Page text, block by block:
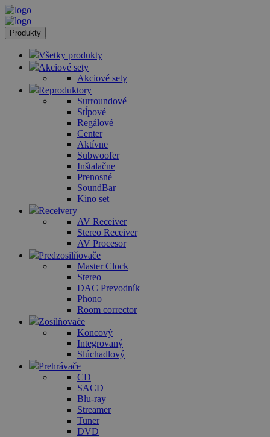
Produkty
Všetky produkty
Akciové sety
Akciové sety
Reproduktory
Surroundové
Stĺpové
Regálové
Center
Aktívne
Subwoofer
Inštalačne
Prenosné
SoundBar
Kino set
Receivery
AV Receiver
Stereo Receiver
AV Procesor
Predzosilňovače
Master Clock
Stereo
DAC Prevodník
Phono
Room corrector
Zosilňovače
Koncový
Integrovaný
Slúchadlový
Prehrávače
CD
SACD
Blu-ray
Streamer
Tuner
DVD